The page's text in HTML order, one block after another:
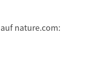
nature.com: